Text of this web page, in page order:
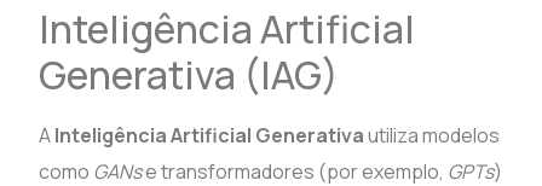
Inteligência Artificial
Generativa (IAG)
AInteligência Artificial Generativautiliza modelos
como GANse transformadores (por exemplo, GPTs)